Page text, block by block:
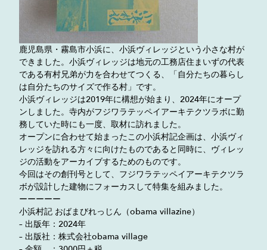
鹿児島県・霧島市小浜に、小浜ヴィレッジという小さな村が
できました。小浜ヴィレッジは地元の工務店住まいずの代表
である有村兄弟が力を合わせてつくる、「自分たちの暮らし
は自分たちのサイズで作る村」です。
小浜ヴィレッジは2019年に構想が始まり、2024年にオープ
ンしました。寺内がフジワラテッペイアーキテクツラボに勤
務していた時にも一度、取材に訪れました。
オープンに合わせて始まったこの小浜村記企画は、小浜ヴィ
レッジを訪れる方々に向けたものであると同時に、ヴィレッ
ジの活動をアーカイブするためのものです。
今回はその創刊号として、フジワラテッペイアーキテクツラ
ボが設計した建物にフォーカスして特集を組みました。
ーーーーー
小浜村記 おばまびれっじん（obama villazine）
– 出版年：2024年
– 出版社：株式会社obama village